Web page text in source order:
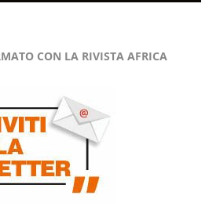
CON LA RIVISTA AFRICA